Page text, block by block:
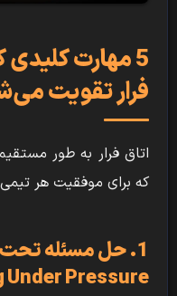
5 مهارت کلیدی
فرار تقویت
اتاق فرار به طور
که برای موفقیت هر
Under Pressure)